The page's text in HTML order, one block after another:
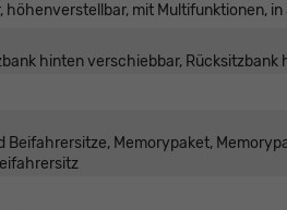
höhenverstellbar, mit Multifunktionen,
hinten verschiebbar,
Beifahrersitze, Memorypaket,